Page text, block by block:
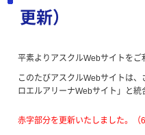
更新）
平素よりアスクルWebサイトをご
このたびアスクルWebサイトは
ロエルアリーナWebサイト」と統
赤字部分を更新いたしました。（6